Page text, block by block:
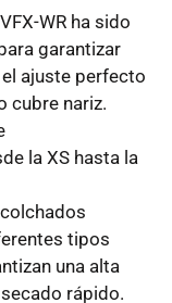
WR ha sido
garantizar
ajuste perfecto
cubre nariz.
la XS hasta la
tipos
una alta
rápido.